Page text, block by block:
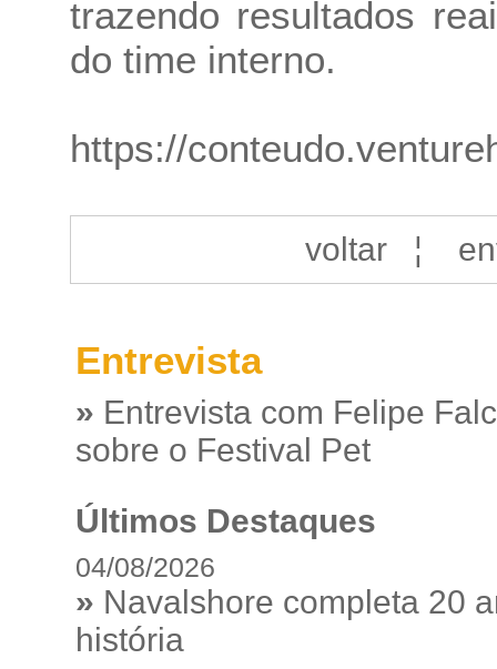
trazendo resultados
do time interno.
https://
voltar¦
Entrevista
» Entrevista com Felipe
sobre o Festival Pet
Últimos Destaques
04/08/2026
» Navalshore completa 20
história